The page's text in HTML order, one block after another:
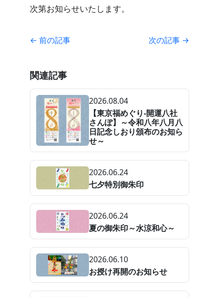
次第お知らせいたします。
← 前の記事 次の記事 →
関連記事
2026.08.04
【東京福めぐり-開運八社
さんぽ】～令和八年八月八
日記念しおり頒布のお知ら
せ～
2026.06.24
七夕特別御朱印
2026.06.24
夏の御朱印～水涼和心～
2026.06.10
お授け再開のお知らせ